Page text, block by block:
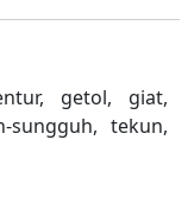
getol, giat,
sungguh, tekun,